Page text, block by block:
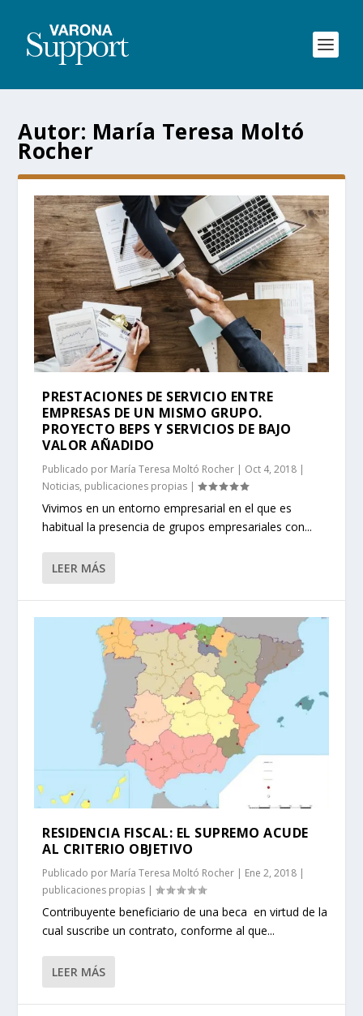
Autor: María Teresa Moltó
Rocher
PRESTACIONES DE SERVICIO ENTRE
EMPRESAS DE UN MISMO GRUPO.
PROYECTO BEPS Y SERVICIOS DE BAJO
VALOR AÑADIDO
Publicado por María Teresa Moltó Rocher | Oct 4, 2018 |
Noticias, publicaciones propias |
Vivimos en un entorno empresarial en el que es
habitual la presencia de grupos empresariales con...
LEER MÁS
RESIDENCIA FISCAL: EL SUPREMO ACUDE
AL CRITERIO OBJETIVO
Publicado por María Teresa Moltó Rocher | Ene 2, 2018 |
publicaciones propias |
Contribuyente beneficiario de una beca en virtud de la
cual suscribe un contrato, conforme al que...
LEER MÁS